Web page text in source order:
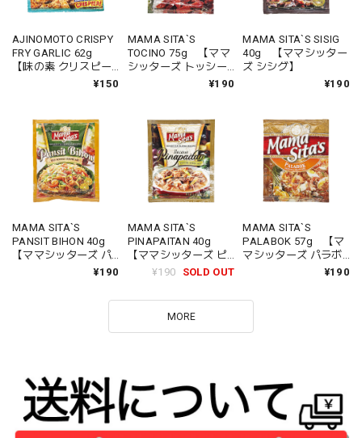
AJINOMOTO CRISPY
FRY GARLIC 62g
【味の素 クリスピー
フライ ガーリック】
¥150
MAMA SITA`S
TOCINO 75g 【ママ
シッターズ トッシー
¥190
MAMA SITA`S SISIG
40g 【ママシッター
ズ シシグ】
¥190
MAMA SITA`S
PANSIT BIHON 40g
【ママシッターズ パ
ンシット ビーフン】
¥190
MAMA SITA`S
PINAPAITAN 40g
【ママシッターズ ピ
ナパイタン】
¥190 SOLD OUT
MAMA SITA`S
PALABOK 57g 【マ
マシッターズ パラボ
¥190
MORE